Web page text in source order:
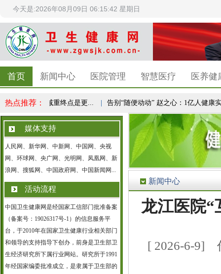
今天是:2026年08月09日 06:15:43 星期日
首页 新闻中心 医院管理 智慧医疗 医养健
热点推荐：
康共识，减重终点是更... | 告别“随便动动” 赵之心：1亿人健康实验
媒体支持
人民网、新华网、中新网、中国网、央视
网、环球网、央广网、光明网、凤凰网、新
浪网、搜狐网、中国政府网、中国新闻网...
活动流程
中国卫生健康网是经国家工信部门批准备案
（备案号：19026317号-1）的信息服务平
台，于2010年在国家卫生健康行业相关部门
和领导的支持指导下创办，前身是卫生部卫
生经济研究所下属行业网站。研究所于1991
年经国家编委批准成立，是隶属于卫生部的
新闻中心
龙江医院“
[ 2026-6-9]